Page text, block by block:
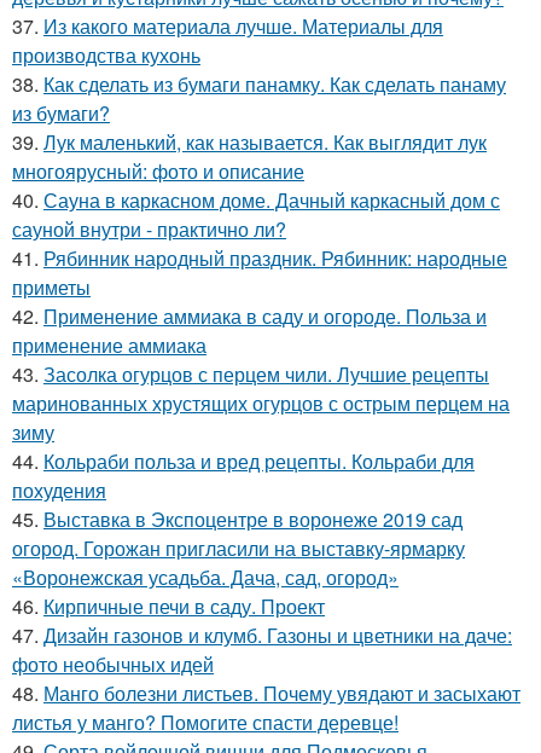
37. Из какого материала лучше. Материалы для
производства кухонь
38. Как сделать из бумаги панамку. Как сделать панаму
из бумаги?
39. Лук маленький, как называется. Как выглядит лук
многоярусный: фото и описание
40. Сауна в каркасном доме. Дачный каркасный дом с
сауной внутри - практично ли?
41. Рябинник народный праздник. Рябинник: народные
приметы
42. Применение аммиака в саду и огороде. Польза и
применение аммиака
43. Засолка огурцов с перцем чили. Лучшие рецепты
маринованных хрустящих огурцов с острым перцем на
зиму
44. Кольраби польза и вред рецепты. Кольраби для
похудения
45. Выставка в Экспоцентре в воронеже 2019 сад
огород. Горожан пригласили на выставку-ярмарку
«Воронежская усадьба. Дача, сад, огород»
46. Кирпичные печи в саду. Проект
47. Дизайн газонов и клумб. Газоны и цветники на даче:
фото необычных идей
48. Манго болезни листьев. Почему увядают и засыхают
листья у манго? Помогите спасти деревце!